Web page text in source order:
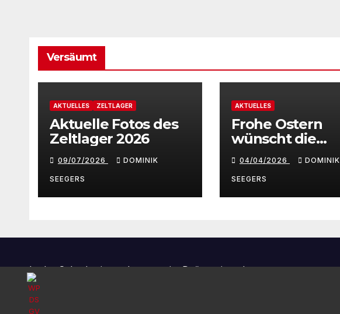
Versäumt
AKTUELLES ZELTLAGER
Aktuelle Fotos des
Zeltlager 2026
09/07/2026 DOMINIK
SEEGERS
AKTUELLES
Frohe Ostern
wünscht die
Schreberjugend
Hannover
04/04/2026 DOMINIK
SEEGERS
In der Schreberjugend sagen wir „Du“ zu einander,
wie unter Freunden üblich.